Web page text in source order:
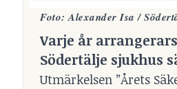
Foto: Alexander Isa /
Varje år
Södertälje sjukhus
Utmärkelsen ”Årets